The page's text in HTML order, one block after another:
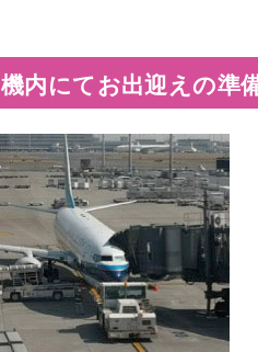
機内にてお出迎えの準